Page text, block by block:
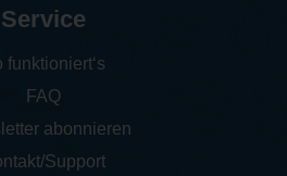
Service
funktioniert‘s
FAQ
abonnieren
Support